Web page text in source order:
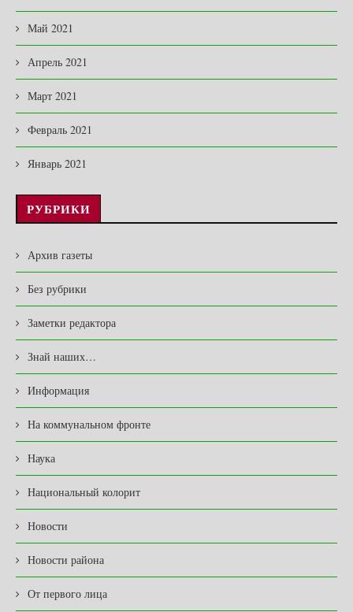
Май 2021
Апрель 2021
Март 2021
Февраль 2021
Январь 2021
РУБРИКИ
Архив газеты
Без рубрики
Заметки редактора
Знай наших…
Информация
На коммунальном фронте
Наука
Национальный колорит
Новости
Новости района
От первого лица